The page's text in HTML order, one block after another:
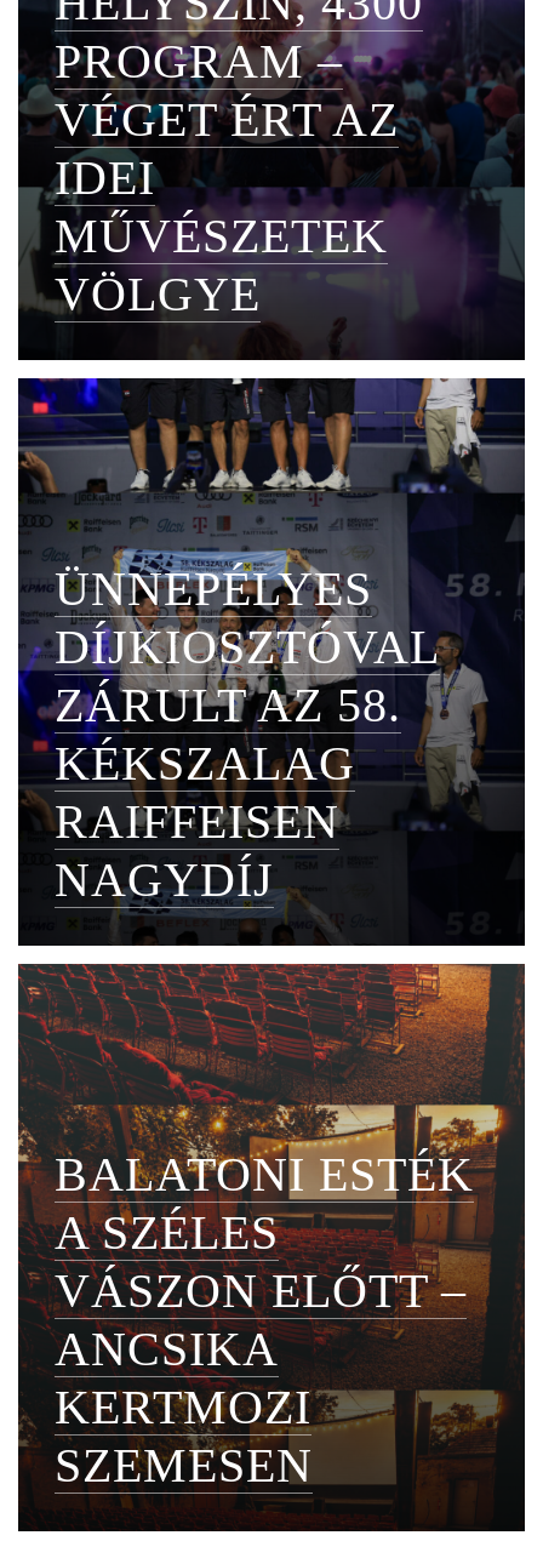
PROGRAM –
VÉGET ÉRT AZ
IDEI
MŰVÉSZETEK
VÖLGYE
ÜNNEPÉLYES
DÍJKIOSZTÓVAL
ZÁRULT AZ 58.
KÉKSZALAG
RAIFFEISEN
NAGYDÍJ
BALATONI ESTÉK
A SZÉLES
VÁSZON ELŐTT –
ANCSIKA
KERTMOZI
SZEMESEN